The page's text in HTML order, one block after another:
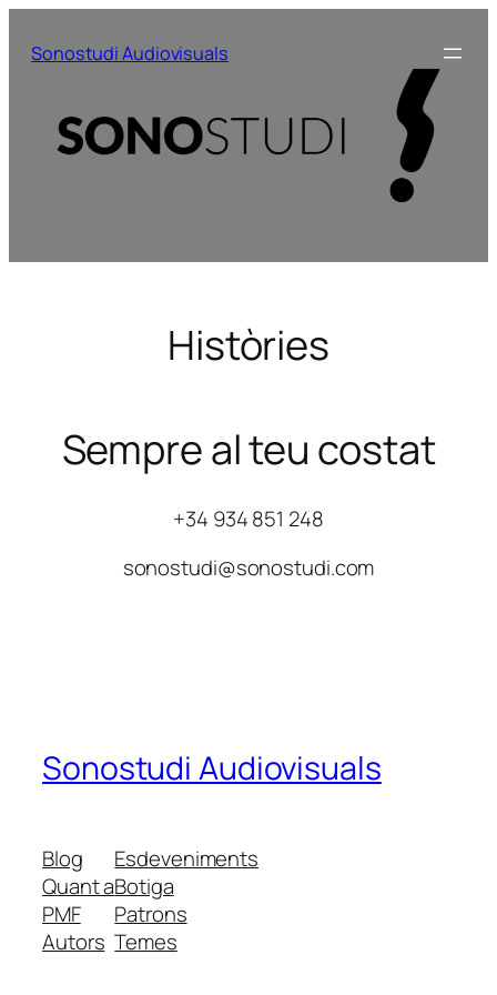
Sonostudi Audiovisuals
Històries
Sempre al teu costat
+34 934 851 248
sonostudi@sonostudi.com
Sonostudi Audiovisuals
Blog
Quant a
PMF
Autors
Esdeveniments
Botiga
Patrons
Temes